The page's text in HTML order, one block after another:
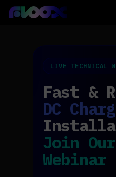
Skip
LIVE TECHNICAL
Fast &
DC
Join Our
Webinar